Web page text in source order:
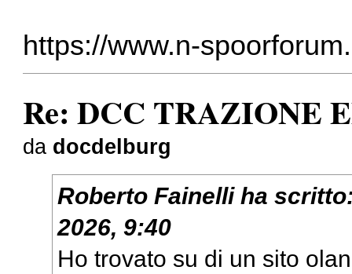
https://www.n-
Re: DCC TRAZIONE
da docdelburg
Roberto Fainelliha
2026, 9:40
Ho trovato su di un sito